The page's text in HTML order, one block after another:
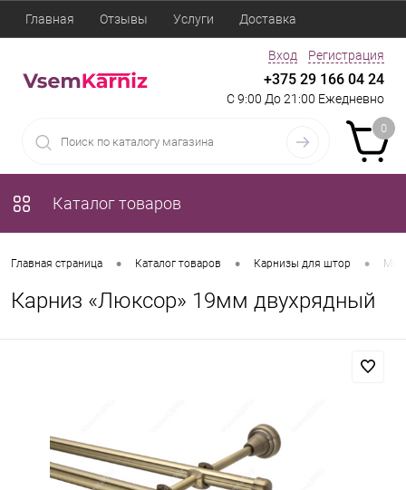
Главная Отзывы Услуги Доставка
Вход Регистрация
+375 29 166 04 24
С 9:00 До 21:00 Ежедневно
0
Каталог товаров
Главная страница • Каталог товаров • Карнизы для штор •
Карниз «Люксор» 19мм двухрядный